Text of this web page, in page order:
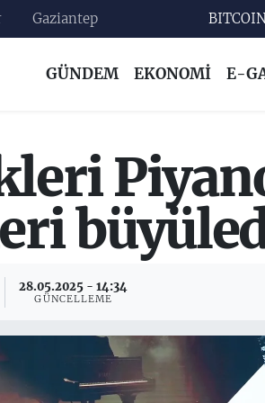
Gaziantep
BITCOIN
GÜNDEM EKONOMİ E-
28.05.2025 - 14:34
GÜNCELLEME